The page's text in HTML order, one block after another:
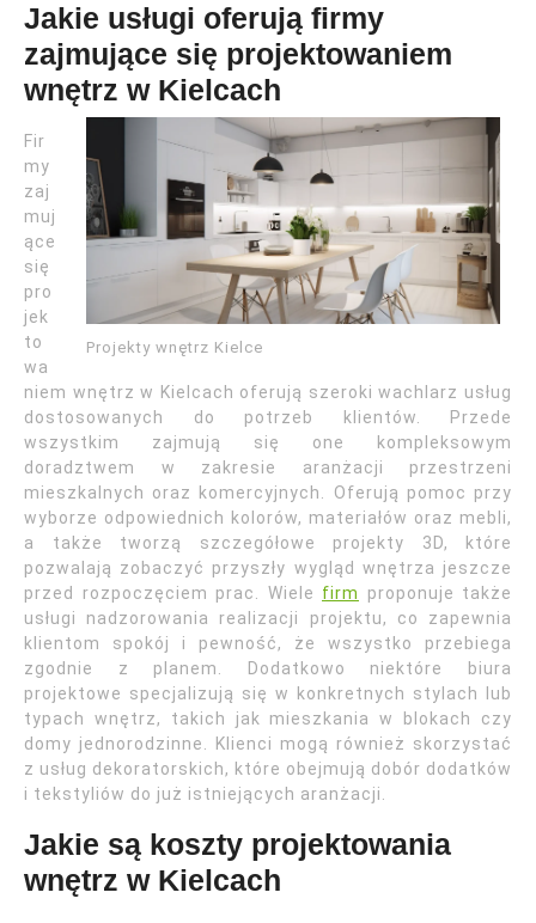
Jakie usługi oferują firmy
zajmujące się projektowaniem
wnętrz w Kielcach
Projekty wnętrz Kielce
Fir
my
zaj
muj
ące
się
pro
jek
to
wa
niem wnętrz w Kielcach oferują szeroki wachlarz usług
dostosowanych do potrzeb klientów. Przede
wszystkim zajmują się one kompleksowym
doradztwem w zakresie aranżacji przestrzeni
mieszkalnych oraz komercyjnych. Oferują pomoc przy
wyborze odpowiednich kolorów, materiałów oraz mebli,
a także tworzą szczegółowe projekty 3D, które
pozwalają zobaczyć przyszły wygląd wnętrza jeszcze
przed rozpoczęciem prac. Wiele firm
proponuje także
usługi nadzorowania realizacji projektu, co zapewnia
klientom spokój i pewność, że wszystko przebiega
zgodnie z planem. Dodatkowo niektóre biura
projektowe specjalizują się w konkretnych stylach lub
typach wnętrz, takich jak mieszkania w blokach czy
domy jednorodzinne. Klienci mogą również skorzystać
z usług dekoratorskich, które obejmują dobór dodatków
i tekstyliów do już istniejących aranżacji.
Jakie są koszty projektowania
wnętrz w Kielcach